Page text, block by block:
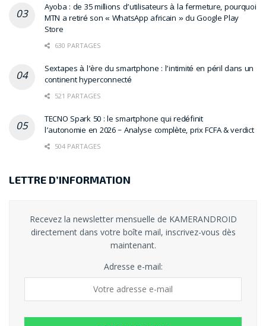
Ayoba : de 35 millions d’utilisateurs à la fermeture, pourquoi
MTN a retiré son « WhatsApp africain » du Google Play
Store
630 PARTAGES
Sextapes à l’ère du smartphone : l’intimité en péril dans un
continent hyperconnecté
521 PARTAGES
TECNO Spark 50 : le smartphone qui redéfinit
l’autonomie en 2026 – Analyse complète, prix FCFA & verdict
504 PARTAGES
LETTRE D’INFORMATION
Recevez la newsletter mensuelle de KAMERANDROID
directement dans votre boîte mail, inscrivez-vous dès
maintenant.
Adresse e-mail: